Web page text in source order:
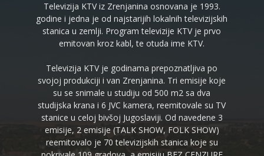
Televizija KTV iz Zrenjanina osnovana je 1993.
godine i jedna je od najstarijih lokalnih televizijskih
stanica u zemlji. Program televizije KTV je prvo
emitovan kroz kabl, te otuda ime KTV.
Televizija KTV je godinama prepoznatljiva po
svojoj produkciji i van Zrenjanina. Tri emisije koje
su se snimale u studiju od 500 m2 sa dva
studijska krana i 6 JVC kamera, reemitovale su TV
stanice u celoj bivšoj Jugoslaviji. Od navedene 3
emisije, 2 emisije (TALK SHOW, FOLK SHOW)
reemitovalo je 70 televizijskih stanica koje su